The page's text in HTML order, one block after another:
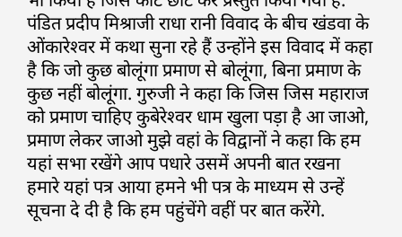
पंडित प्रदीप मिश्राजी राधा रानी विवाद के बीच खंडवा के
ओंकारेश्वर में कथा सुना रहे हैं उन्होंने इस विवाद में कहा
है कि जो कुछ बोलूंगा प्रमाण से बोलूंगा, बिना प्रमाण के
कुछ नहीं बोलूंगा. गुरुजी ने कहा कि जिस जिस महाराज
को प्रमाण चाहिए कुबेरेश्वर धाम खुला पड़ा है आ जाओ,
प्रमाण लेकर जाओ मुझे वहां के विद्वानों ने कहा कि हम
यहां सभा रखेंगे आप पधारे उसमें अपनी बात रखना
हमारे यहां पत्र आया हमने भी पत्र के माध्यम से उन्हें
सूचना दे दी है कि हम पहुंचेंगे वहीं पर बात करेंगे.